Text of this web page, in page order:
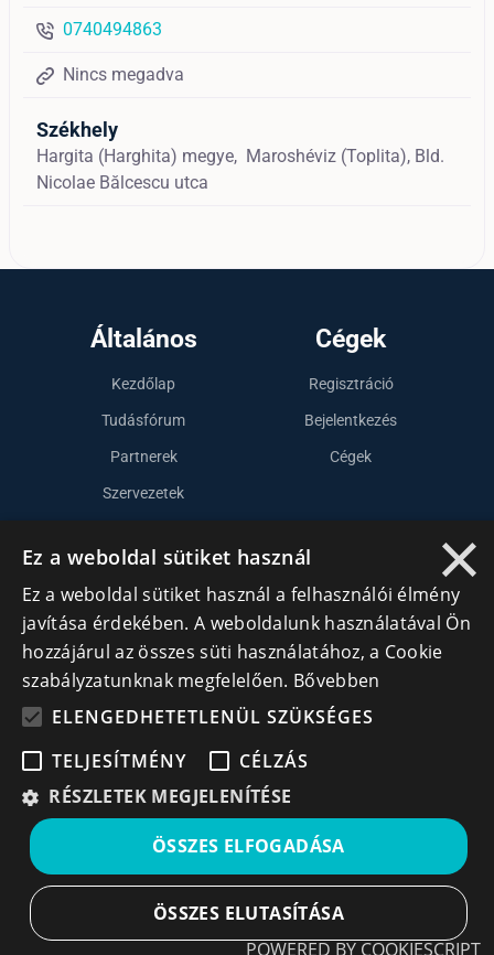
0740494863
Nincs megadva
Székhely
Hargita (Harghita) megye, Maroshéviz (Toplita), Bld.
Nicolae Bălcescu utca
Általános
Kezdőlap
Tudásfórum
Partnerek
Szervezetek
Cégek
Regisztráció
Bejelentkezés
Cégek
Lépj kapcsolatba velünk
info@cegek.ro
+40 740 856 970
Iratkozz fel hírlevelünkre!
legfontosabb üzleti információkkal! A feliratkozás
egyszerű és gyors illetve bármikor leiratkozhatsz, ha úgy
×
Ez a weboldal sütiket használ
Ez a weboldal sütiket használ a felhasználói élmény
javítása érdekében. A weboldalunk használatával Ön
hozzájárul az összes süti használatához, a Cookie
szabályzatunknak megfelelően. Bővebben
ELENGEDHETETLENÜL SZÜKSÉGES
TELJESÍTMÉNY
CÉLZÁS
RÉSZLETEK MEGJELENÍTÉSE
ÖSSZES ELFOGADÁSA
ÖSSZES ELUTASÍTÁSA
POWERED BY COOKIESCRIPT